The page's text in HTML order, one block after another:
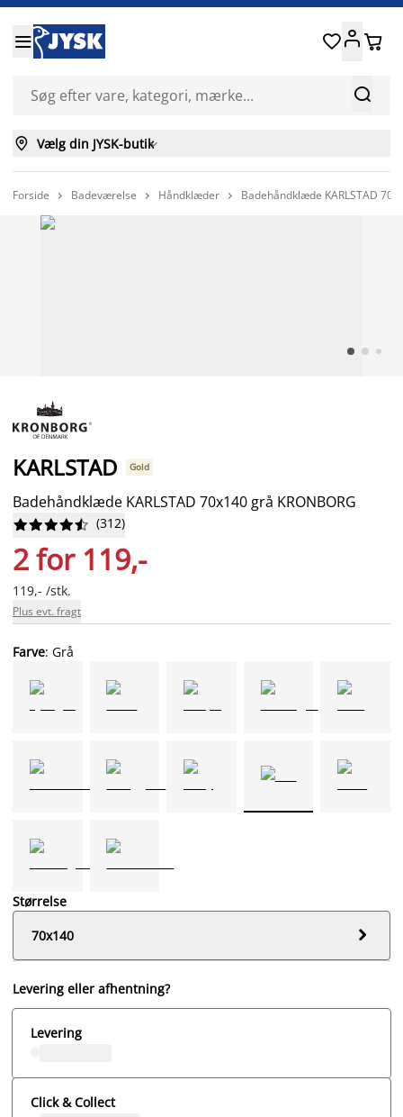


 
 Vælg din JYSK-butik
Forside  Badeværelse  Håndklæder  Badehåndklæde KARLSTAD
KARLSTAD Gold
Badehåndklæde KARLSTAD 70x140 grå KRONBORG





 (312)
2 for 119,-
119,- /stk.
Plus evt. fragt
Farve: Grå
Størrelse
70x140

Levering eller afhentning?
Levering
Click & Collect